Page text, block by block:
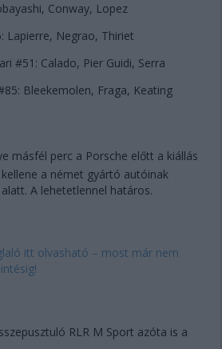
Conway, Lopez
Lapierre, Negrao, Thiriet
#51: Calado, Pier Guidi, Serra
Bleekemolen, Fraga, Keating
másfél perc a Porsche előtt a kiállás
a német gyártó autóinak
A lehetetlennel határos.
itt olvasható – most már nem
RLR M Sport azóta is a